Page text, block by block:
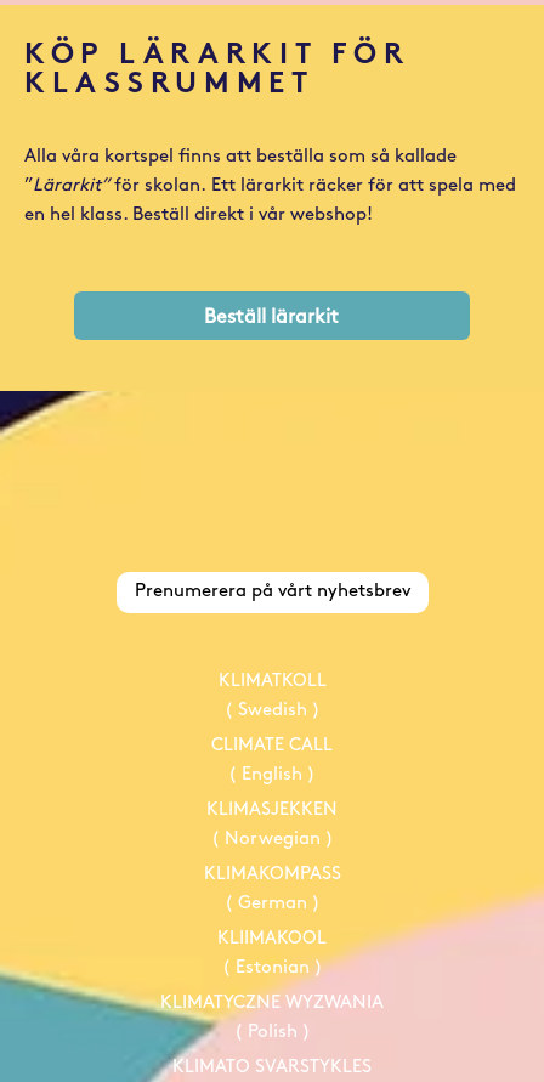
KÖP LÄRARKIT FÖR
KLASSRUMMET
Alla våra kortspel finns att beställa som så kallade
”Lärarkit” för skolan. Ett lärarkit räcker för att spela med
en hel klass. Beställ direkt i vår webshop!
Beställ lärarkit
Prenumerera på vårt nyhetsbrev
KLIMATKOLL
( Swedish )
CLIMATE CALL
( English )
KLIMASJEKKEN
( Norwegian )
KLIMAKOMPASS
( German )
KLIIMAKOOL
( Estonian )
KLIMATYCZNE WYZWANIA
( Polish )
KLIMATO SVARSTYKLES